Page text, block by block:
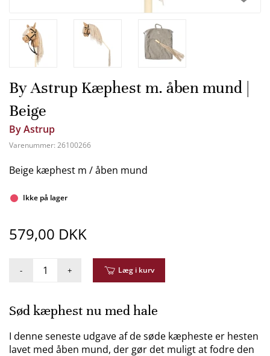
By Astrup Kæphest m. åben mund |
Beige
By Astrup
Varenummer: 26100266
Beige kæphest m / åben mund
Ikke på lager
579,00 DKK
- + Læg i kurv
Sød kæphest nu med hale
I denne seneste udgave af de søde kæpheste er hesten
lavet med åben mund, der gør det muligt at fodre den